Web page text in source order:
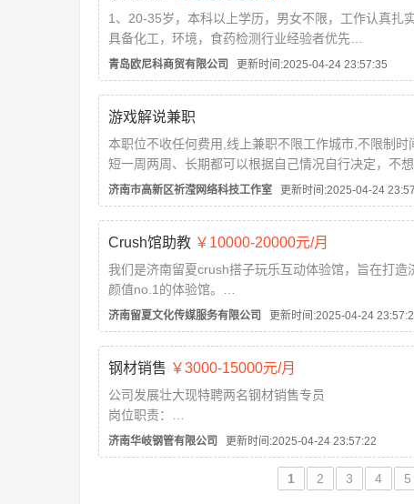
1、20-35岁，本科以上学历，男女不限，工作认真扎实
具备化工，环境，食药检测行业经验者优先
2、具备良好的沟通本事，职责心强，积极热情，具有
创新精神。
3、待遇:业务助理/经理助理5k-8k 业务拓展人员8k-12k
底薪+补助+提成+...
青岛欧尼科商贸有限公司 更新时间:2025-04-24 23:57:35
游戏解说兼职
本职位不收任何费用,线上兼职不限工作城市,不限制时
短一周两周、长期都可以根据自己情况自行决定，不想
随时不做，平台不压工资。欢迎咨询了解。
【岗位要求】
1.18- 35周岁，会王者荣耀、和平精英、lol 手游、金...
济南市高新区祈滢网络科技工作室 更新时间:2025-04-24
Crush馆助教 ￥10000-20000元/月
我们是济南留夏crush搭子玩乐互动体验馆，旨在打造
颜值no.1的体验馆。
位于市中心印象城繁华地段，交通便利，出行方便，美
多，客源稳定。
1.我们的工作要求:年龄16-27，无需经验，活泼开朗，
气质佳。
2.我们的工作内容:...
济南留夏文化传媒服务有限公司 更新时间:2025-04-24
钢材销售 ￥3000-15000元/月
公司发展壮大现特聘两名钢材销售专员
岗位职责：
1.通过网络发布公司产品信息，并定期维护，寻找客户
价成单
2.独立完成订货，发货，售后与客户的接洽沟通，促
济南华岐钢管有限公司 更新时间:2025-04-24 23:57:22
1 2 3 4 5